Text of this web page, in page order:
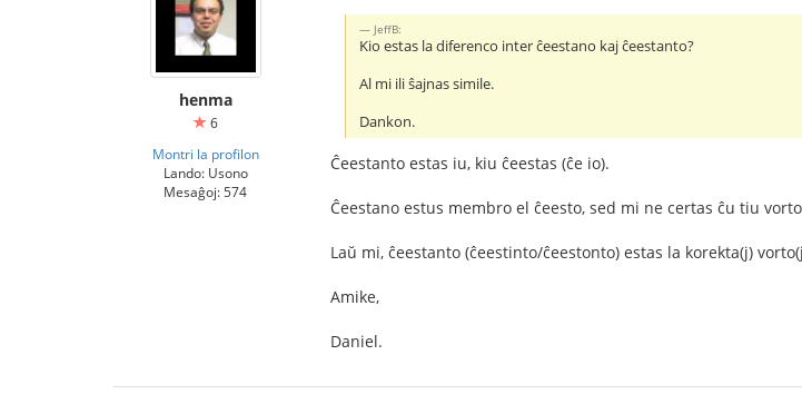
henma
6
Montri la profilon
Lando: Usono
Mesaĝoj: 574
JeffB:
Kio estas la diferenco inter ĉeestano kaj ĉeestanto?
Al mi ili ŝajnas simile.
Dankon.
Ĉeestanto estas iu, kiu ĉeestas (ĉe io).
Ĉeestano estus membro el ĉeesto, sed mi ne certas ĉu tiu
Laŭ mi, ĉeestanto (ĉeestinto/ĉeestonto) estas la korekta(j)
Amike,
Daniel.